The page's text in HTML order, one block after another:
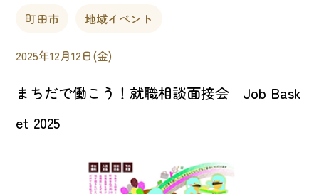
町田市 地域イベント
2025年12月12日(金)
まちだで働こう！就職相談面接会 Job Bask
et 2025